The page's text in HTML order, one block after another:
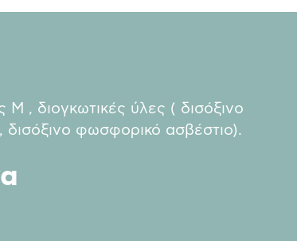
Μ , διογκωτικές ύλες ( δισόξινο
φωσφορικό ασβέστιο).